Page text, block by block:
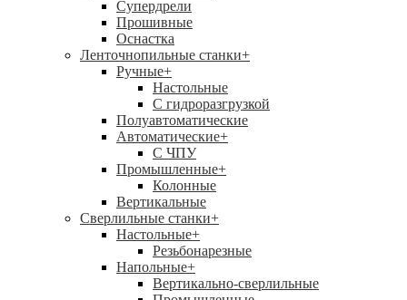
Супердрели
Прошивные
Оснастка
Ленточнопильные станки+
Ручные+
Настольные
С гидроразгрузкой
Полуавтоматические
Автоматические+
С ЧПУ
Промышленные+
Колонные
Вертикальные
Сверлильные станки+
Настольные+
Резьбонарезные
Напольные+
Вертикально-сверлильные